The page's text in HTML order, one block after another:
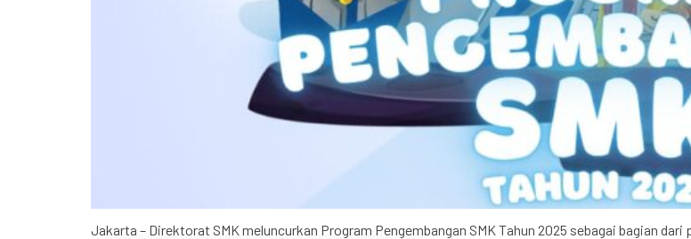
Jakarta – Direktorat SMK meluncurkan Program Pengembangan SMK Tahun 2025 sebagai bagian